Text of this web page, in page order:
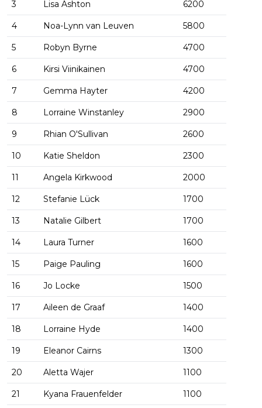
3 Lisa Ashton 6200
4 Noa-Lynn van Leuven 5800
5 Robyn Byrne 4700
6 Kirsi Viinikainen 4700
7 Gemma Hayter 4200
8 Lorraine Winstanley 2900
9 Rhian O'Sullivan 2600
10 Katie Sheldon 2300
11 Angela Kirkwood 2000
12 Stefanie Lück 1700
13 Natalie Gilbert 1700
14 Laura Turner 1600
15 Paige Pauling 1600
16 Jo Locke 1500
17 Aileen de Graaf 1400
18 Lorraine Hyde 1400
19 Eleanor Cairns 1300
20 Aletta Wajer 1100
21 Kyana Frauenfelder 1100